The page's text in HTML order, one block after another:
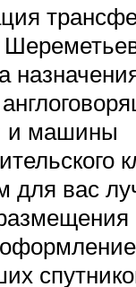
и машины
для вас